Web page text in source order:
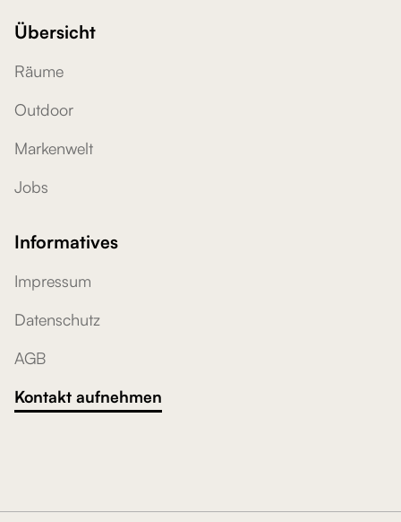
Übersicht
Räume
Outdoor
Markenwelt
Jobs
Informatives
Impressum
Datenschutz
AGB
Kontakt aufnehmen